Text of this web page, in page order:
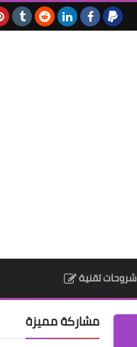
شروحات تقنية
مشاركة مميزة